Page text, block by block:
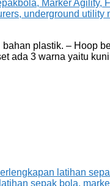
plastik. – Hoop
ada 3 warna yaitu